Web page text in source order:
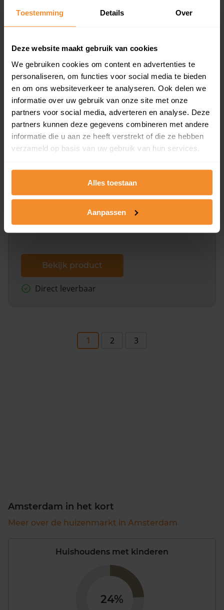
Toestemming Details Over
Deze website maakt gebruik van cookies
We gebruiken cookies om content en advertenties te
personaliseren, om functies voor social media te bieden
en om ons websiteverkeer te analyseren. Ook delen we
informatie over uw gebruik van onze site met onze
partners voor social media, adverteren en analyse. Deze
partners kunnen deze gegevens combineren met andere
informatie die u aan ze heeft verstrekt of die ze hebben
verzameld op basis van uw gebruik van hun services.
Alles toestaan
Aanpassen
Een overzicht van alle verkochte woningen (koopsom
en koopdatum) binnen een postcodegebied. Dit
Bekijk product
Direct leverbaar
Een uitgebreid overzicht van het perceel en
dit inclusief de luchtfoto!
Bekijk product
Direct leverbaar
1 2 3
Amsterdam in het kort
Meer over de huizenmarkt in Amsterdam
Huishoudens met kinderen
24%